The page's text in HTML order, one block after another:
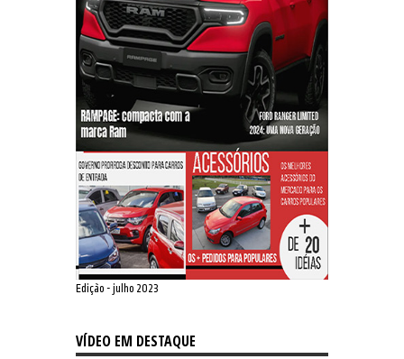
Edição - julho 2023
VÍDEO EM DESTAQUE